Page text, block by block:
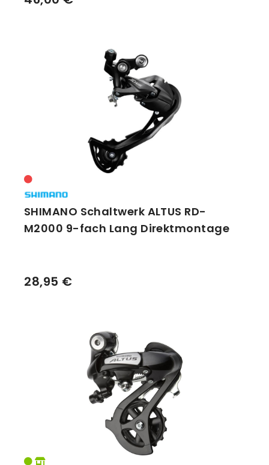
SHIMANO Schaltwerk ALTUS RD-
M2000 9-fach Lang Direktmontage
28,95 €